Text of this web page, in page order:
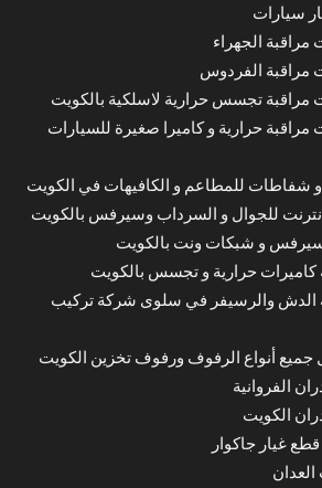
سيارات
الجهراء
مراقبة الفردوس
مراقبة تجسس حرارية لاسلكية بالكويت
حرارية و كاميرا صغيرة للسيارات
شفاطات للمطاعم و الكافيهات في الكويت
للجوال و السرداب وسيرفس بالكويت
و شبكات ونت بالكويت
كاميرات حرارية و تجسس بالكويت
الدش والرسيفر في سلوى شركة تركيب
أنواع الرفوف ورفوف تخزين الكويت
الفروانية
الكويت
غيار جاكوار